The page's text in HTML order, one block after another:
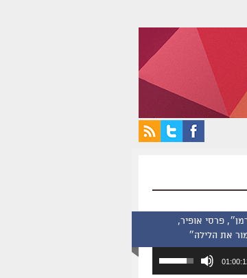
״ספיידרמן״, פרסי אופיר,
את הלילה״
השתמש